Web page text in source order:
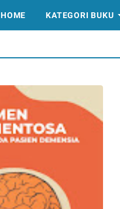
HOME KATEGORI BUKU